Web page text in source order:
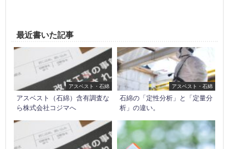
最近書いた記事
アスベスト・石綿
アスベスト（石綿）含有調査な
ら株式会社コジマへ
アスベスト・石綿
石綿の「定性分析」と「定量分
析」の違い。